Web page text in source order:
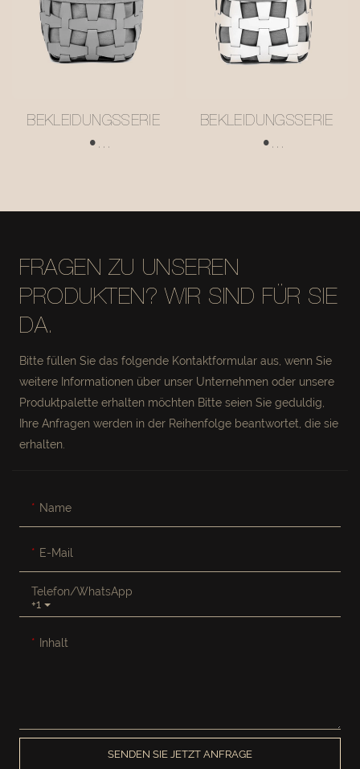
#MSR2408016
BEKLEIDUNGSSERIE
•
NETZLEDER
BEKLEIDUNGSSERIE
•
NETZLEDER
FRAGEN ZU UNSEREN
PRODUKTEN? WIR SIND FÜR SIE
DA.
Bitte füllen Sie das folgende Kontaktformular aus, wenn Sie
weitere Informationen über unser Unternehmen oder unsere
Produktpalette erhalten möchten Bitte seien Sie geduldig,
Ihre Anfragen werden in der Reihenfolge beantwortet, die sie
erhalten.
Name
E-Mail
+1
Telefon/WhatsApp
Inhalt
SENDEN SIE JETZT ANFRAGE